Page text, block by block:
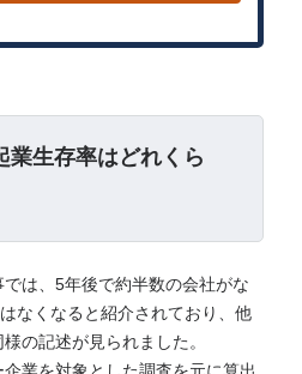
業生存率はどれくら
は、5年後で約半数の会社がな
なくなると紹介されており、他
の記述が見られました。